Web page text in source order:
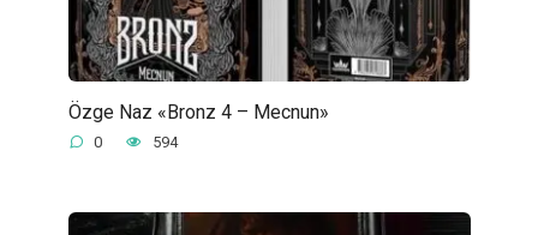
Özge Naz «Bronz 4 – Mecnun»
0 594